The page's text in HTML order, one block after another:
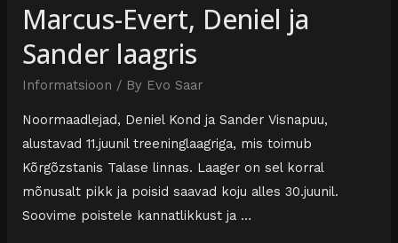
Marcus-Evert, Deniel ja
Sander laagris
Informatsioon / By Evo Saar
Noormaadlejad, Deniel Kond ja Sander Visnapuu,
alustavad 11.juunil treeninglaagriga, mis toimub
Kõrgõzstanis Talase linnas. Laager on sel korral
mõnusalt pikk ja poisid saavad koju alles 30.juunil.
Soovime poistele kannatlikkust ja …